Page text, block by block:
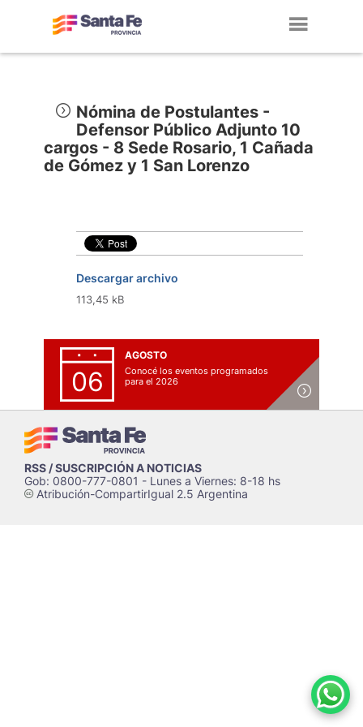
Nómina de Postulantes -
Defensor Público Adjunto 10
cargos - 8 Sede Rosario, 1 Cañada
de Gómez y 1 San Lorenzo
Descargar archivo
113,45 kB
06
AGOSTO
Conocé los eventos programados
para el 2026
RSS / SUSCRIPCIÓN A NOTICIAS
Gob: 0800-777-0801 - Lunes a Viernes: 8-18 hs
cAtribución-CompartirIgual 2.5 Argentina